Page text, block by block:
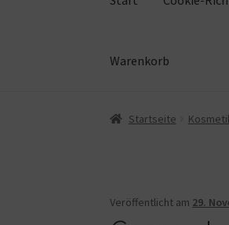
Warenkorb
Start Cookie-Richtlinie
Startseite
Veröffentlicht am 29.